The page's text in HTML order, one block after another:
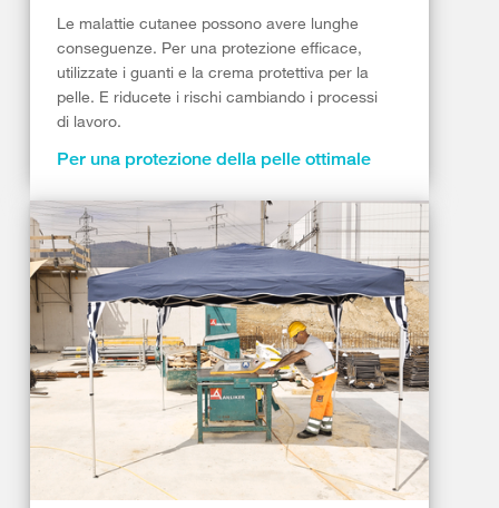
Le malattie cutanee possono avere lunghe
conseguenze. Per una protezione efficace,
utilizzate i guanti e la crema protettiva per la
pelle. E riducete i rischi cambiando i processi
di lavoro.
Per una protezione della pelle ottimale